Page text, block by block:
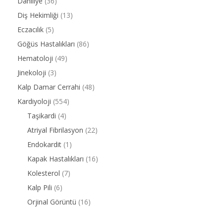
Diş Hekimliği (13)
Eczacılık (5)
Göğüs Hastalıkları (86)
Hematoloji (49)
Jinekoloji (3)
Kalp Damar Cerrahi (48)
Kardiyoloji (554)
Taşikardi (4)
Atriyal Fibrilasyon (22)
Endokardit (1)
Kapak Hastalıkları (16)
Kolesterol (7)
Kalp Pili (6)
Orjinal Görüntü (16)